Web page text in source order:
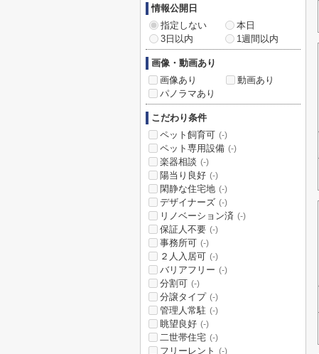
情報公開日
指定しない
本日
3日以内
1週間以内
画像・動画あり
画像あり
動画あり
パノラマあり
こだわり条件
ペット飼育可 (-)
ペット専用設備 (-)
楽器相談 (-)
陽当り良好 (-)
閑静な住宅地 (-)
デザイナーズ (-)
リノベーション済 (-)
保証人不要 (-)
事務所可 (-)
２人入居可 (-)
バリアフリー (-)
分割可 (-)
分譲タイプ (-)
管理人常駐 (-)
眺望良好 (-)
二世帯住宅 (-)
フリーレント (-)